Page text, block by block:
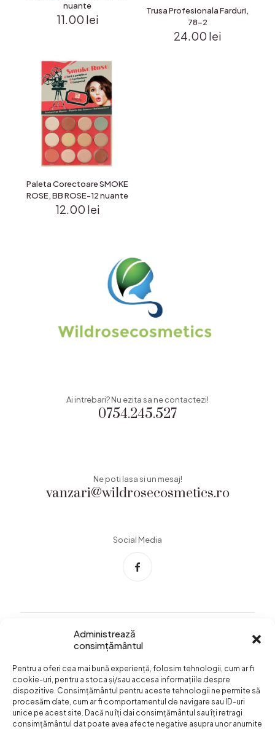
Administrează
consimțământul
Pentru a oferi cea mai bună experiență, folosim tehnologii, cum ar fi
cookie-uri, pentru a stoca și/sau accesa informațiile despre
dispozitive. Consimțământul pentru aceste tehnologii ne permite să
procesăm date, cum ar fi comportamentul de navigare sau ID-uri
unice pe acest site. Dacă nu îți dai consimțământul sau îți retragi
consimțământul dat poate avea afecte negative asupra unor anumite
nuante
11.00 lei
Trusa Profesionala Farduri,
78-2
24.00 lei
Paleta Corectoare SMOKE
ROSE, BB ROSE-12 nuante
12.00 lei
0754.245.527
Ai intrebari? Nu ezita sa ne contactezi!
vanzari@wildrosecosmetics.ro
Ne poti lasa si un mesaj!
Social Media
Termeni si conditii
Confidentialitatea
datelor